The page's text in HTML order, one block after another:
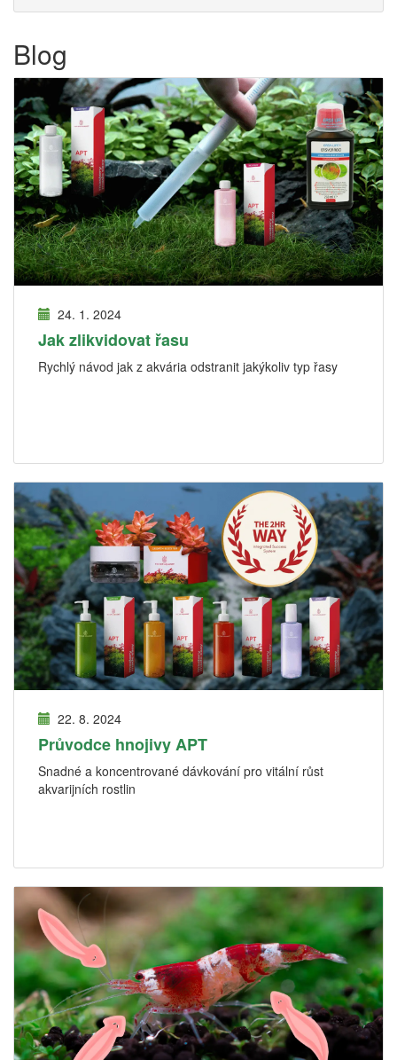
Blog
24. 1. 2024
Jak zlikvidovat řasu
Rychlý návod jak z akvária odstranit jakýkoliv typ řasy
22. 8. 2024
Průvodce hnojivy APT
Snadné a koncentrované dávkování pro vitální růst
akvarijních rostlin